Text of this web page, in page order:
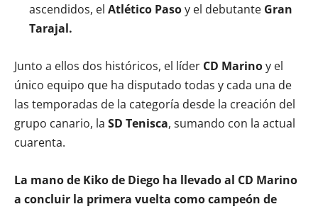
ascendidos, el Atlético Pasoy el debutante Gran
Tarajal.
Junto a ellos dos históricos, el líder CD Marinoy el
único equipo que ha disputado todas y cada una de
las temporadas de la categoría desde la creación del
grupo canario, la SD Tenisca, sumando con la actual
cuarenta.
La mano de Kiko de Diego ha llevado al CD Marino
a concluir la primera vuelta como campeón de